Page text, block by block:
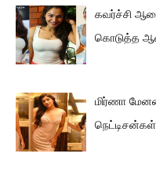
கவர்ச்சி
கொடுத்த
மிர்ணா